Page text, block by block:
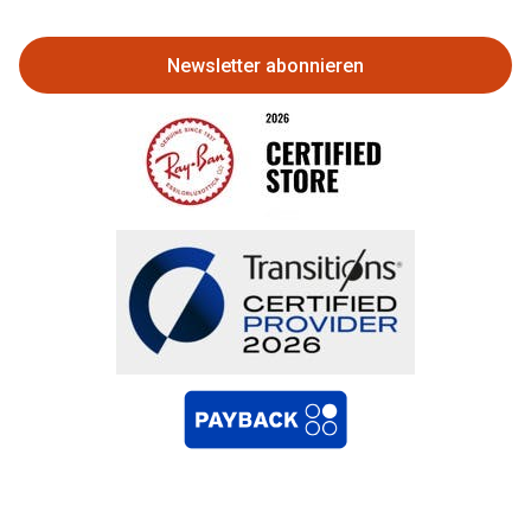
Bestellung widerrufen
Newsletter abonnieren